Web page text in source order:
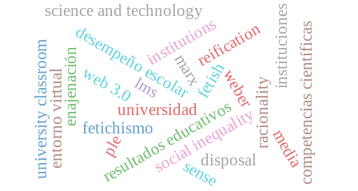
universidad
fetichismo
resultados educativos
desempeño escolar
social inequalityracionality
weber
institutions instituciones
fetish
disposal
reification
enajenación marx
media
science and technology
competencias científicas
ple
lms
entorno virtual web 3.0
university classroom sense